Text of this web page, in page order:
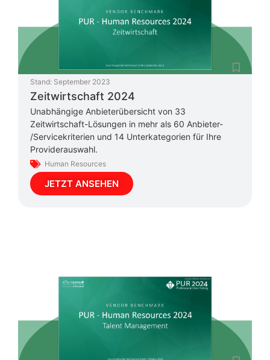
Stand: September 2023
Zeitwirtschaft 2024
Unabhängige Anbieterübersicht von 33
Zeitwirtschaft-Lösungen in mehr als 60 Anbieter-
/Servicekriterien und 14 Unterkategorien für Ihre
Providerauswahl.
Human Resources
JETZT ANSEHEN